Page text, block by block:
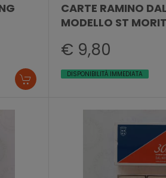
CARTE RAMINO
MODELLO ST
€ 9,80
DISPONIBILITÀ IMMEDIATA